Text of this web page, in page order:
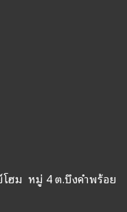
ฮม หมู่ 4 ต.บึงคำพร้อย